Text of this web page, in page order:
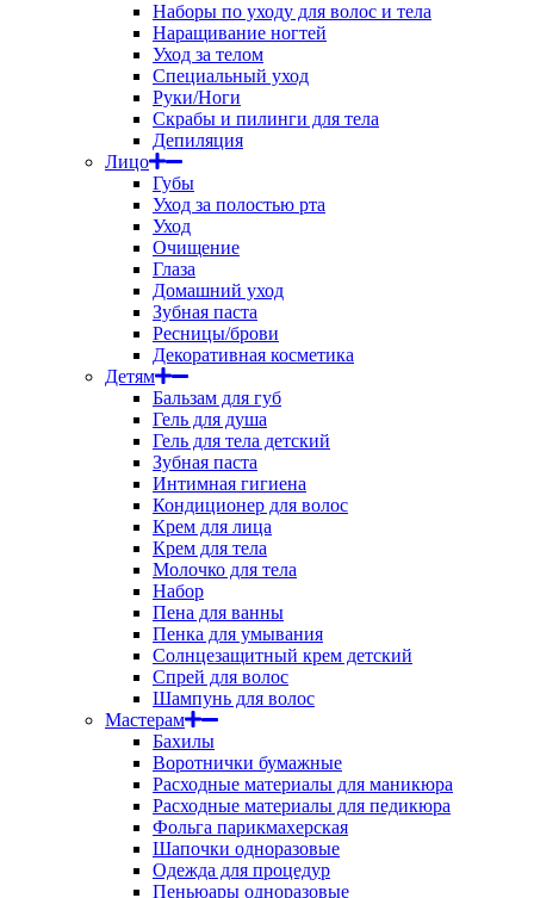
Наборы по уходу для волос и тела
Наращивание ногтей
Уход за телом
Специальный уход
Руки/Ноги
Скрабы и пилинги для тела
Депиляция
Лицо
Губы
Уход за полостью рта
Уход
Очищение
Глаза
Домашний уход
Зубная паста
Ресницы/брови
Декоративная косметика
Детям
Бальзам для губ
Гель для душа
Гель для тела детский
Зубная паста
Интимная гигиена
Кондиционер для волос
Крем для лица
Крем для тела
Молочко для тела
Набор
Пена для ванны
Пенка для умывания
Солнцезащитный крем детский
Спрей для волос
Шампунь для волос
Мастерам
Бахилы
Воротнички бумажные
Расходные материалы для маникюра
Расходные материалы для педикюра
Фольга парикмахерская
Шапочки одноразовые
Одежда для процедур
Пеньюары одноразовые